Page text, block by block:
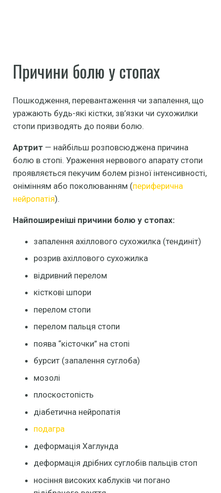
Причини болю у стопах
Пошкодження, перевантаження чи запалення, що
уражають будь-які кістки, зв’язки чи сухожилки
стопи призводять до появи болю.
Артрит— найбільш розповсюджена причина
болю в стопі. Ураження нервового апарату стопи
проявляється пекучим болем різної інтенсивності,
онімінням або поколюванням (периферична
нейропатія).
Найпоширеніші причини болю у стопах:
запалення ахіллового сухожилка (тендиніт)
розрив ахіллового сухожилка
відривний перелом
кісткові шпори
перелом стопи
перелом пальця стопи
поява “кісточки” на стопі
бурсит (запалення суглоба)
мозолі
плоскостопість
діабетична нейропатія
подагра
деформація Хаглунда
деформація дрібних суглобів пальців стоп
носіння високих каблуків чи погано